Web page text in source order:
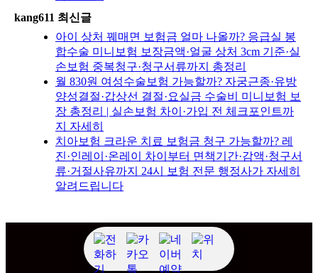
kang611 최신글
아이 상처 꿰매면 보험금 얼마 나올까? 응급실 봉
합수술 미니보험 보장금액·얼굴 상처 3cm 기준·실
손보험 중복청구·청구서류까지 총정리
월 830원 여성수술보험 가능할까? 자궁근종·유방
양성결절·갑상선 결절·요실금 수술비 미니보험 보
장 총정리 | 실손보험 차이·가입 전 체크포인트까
지 자세히
치아보험 크라운 치료 보험금 청구 가능할까? 레
진·인레이·온레이 차이부터 면책기간·감액·청구서
류·거절사유까지 24시 보험 전문 행정사가 자세히
알려드립니다